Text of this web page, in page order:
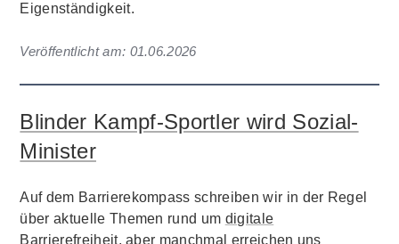
Eigenständigkeit.
Veröffentlicht am: 01.06.2026
Blinder Kampf-Sportler wird Sozial-
Minister
Auf dem Barrierekompass schreiben wir in der Regel
über aktuelle Themen rund um digitale
Barrierefreiheit, aber manchmal erreichen uns